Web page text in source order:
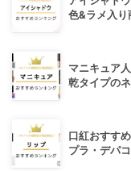
色&ラメ入り
マニキュア
乾タイプの
口紅おすす
プラ・デパ